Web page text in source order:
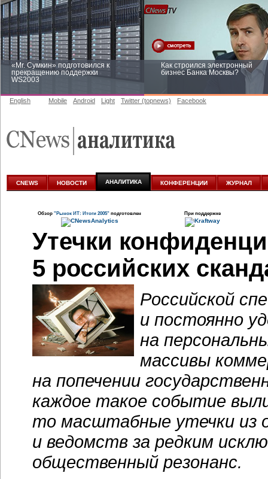
«Mr. Сумкин» подготовился к
прекращению поддержки
WS2003
Как строился электронный
бизнес Банка Москвы?
аналитике
English Mobile Android Light Twitter (topnews) Facebook
CNEWS НОВОСТИ АНАЛИТИКА КОНФЕРЕНЦИИ ЖУРНАЛ
Обзор "Рынок ИТ: Итоги 2005" подготовлен При поддержке
Утечки
5 российских
Российской
и постоянно
на
массивы
на попечении
каждое такое событие
то масштабные утечки из
и ведомств за редким
общественный резонанс.